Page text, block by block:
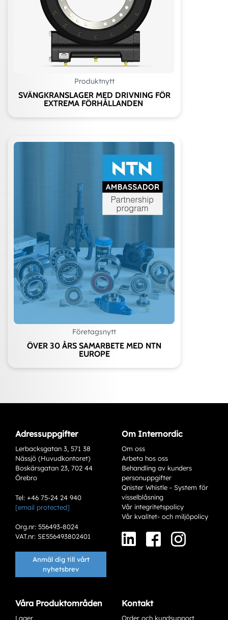
Produktnytt
SVÄNGKRANSLAGER MED DRIVNING FÖR
EXTREMA FÖRHÅLLANDEN
Företagsnytt
ÖVER 30 ÅRS SAMARBETE MED NTN
EUROPE
Varianter
Adressuppgifter
Lerbacksgatan 3, 571 38
Nässjö (Huvudkontoret)
Boskärsgatan 23, 702 44
Örebro
Tel: +46 75-24 24 940
[email protected]
Org.nr: 556493-8024
VAT.nr: SE556493802401
Anmäl dig till vårt
nyhetsbrev
Om Internordic
Om oss
Arbeta hos oss
Behandling av kunders
personuppgifter
Qnister Whistle - System för
visselblåsning
Vår integritetspolicy
Vår kvalitet- och miljöpolicy
Våra Produktområden
Lager
Kontakt
Order och kundsupport